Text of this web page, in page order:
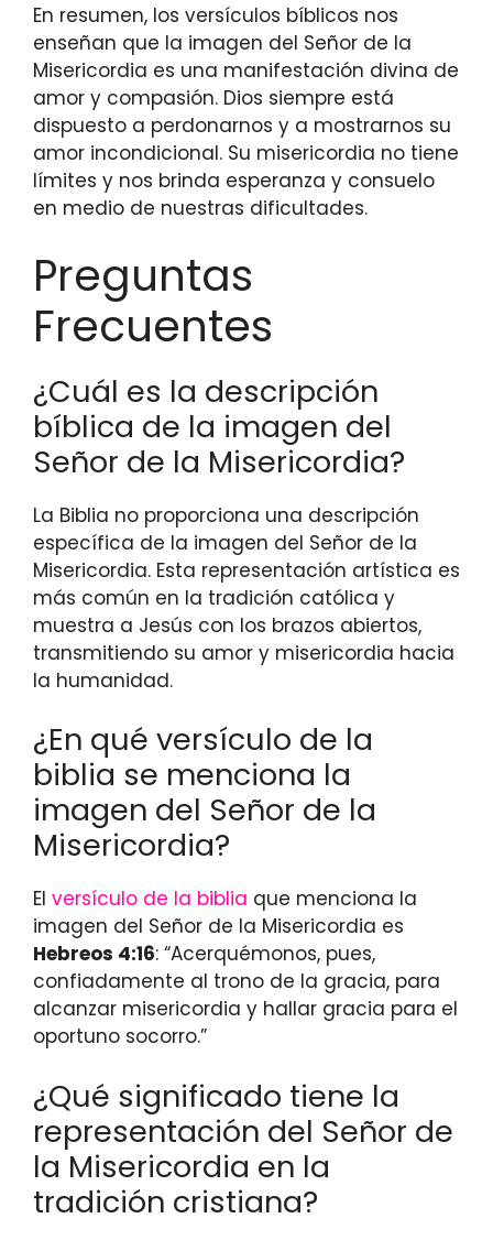
En resumen, los versículos bíblicos nos
enseñan que la imagen del Señor de la
Misericordia es una manifestación divina de
amor y compasión. Dios siempre está
dispuesto a perdonarnos y a mostrarnos su
amor incondicional. Su misericordia no tiene
límites y nos brinda esperanza y consuelo
en medio de nuestras dificultades.
Preguntas
Frecuentes
¿Cuál es la descripción
bíblica de la imagen del
Señor de la Misericordia?
La Biblia no proporciona una descripción
específica de la imagen del Señor de la
Misericordia. Esta representación artística es
más común en la tradición católica y
muestra a Jesús con los brazos abiertos,
transmitiendo su amor y misericordia hacia
la humanidad.
¿En qué versículo de la
biblia se menciona la
imagen del Señor de la
Misericordia?
El versículo de la biblia que menciona la
imagen del Señor de la Misericordia es
Hebreos 4:16: “Acerquémonos, pues,
confiadamente al trono de la gracia, para
alcanzar misericordia y hallar gracia para el
oportuno socorro.”
¿Qué significado tiene la
representación del Señor de
la Misericordia en la
tradición cristiana?